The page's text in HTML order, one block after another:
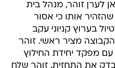
כהאן לערן זוהר, מנהל בית
אותו כי אסור
בערוץ קניוני עקב
מציר ראשי. זוהר
עם מפקד יחידת החילוץ
את התחזית, זוהר שלח